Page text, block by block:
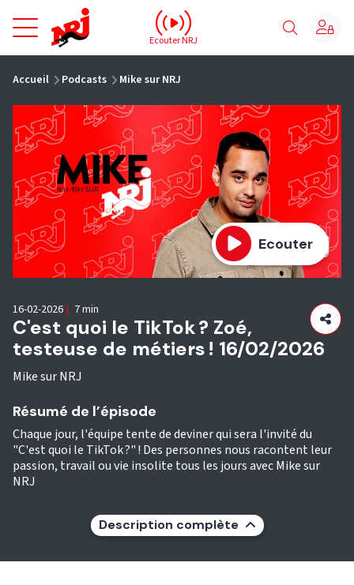
NRJ - Accueil
Ecouter NRJ
Accueil Podcasts Mike sur NRJ
Ecouter
C'est quoi le TikTok ? Zoé,
testeuse de métiers ! 16/02/2026
Mike sur NRJ
16-02-2026 | 7 min
Résumé de l’épisode
Chaque jour, l'équipe tente de deviner qui sera l'invité du
"C'est quoi le TikTok ?" ! Des personnes nous racontent leur
passion, travail ou vie insolite tous les jours avec Mike sur
NRJ
Description complète